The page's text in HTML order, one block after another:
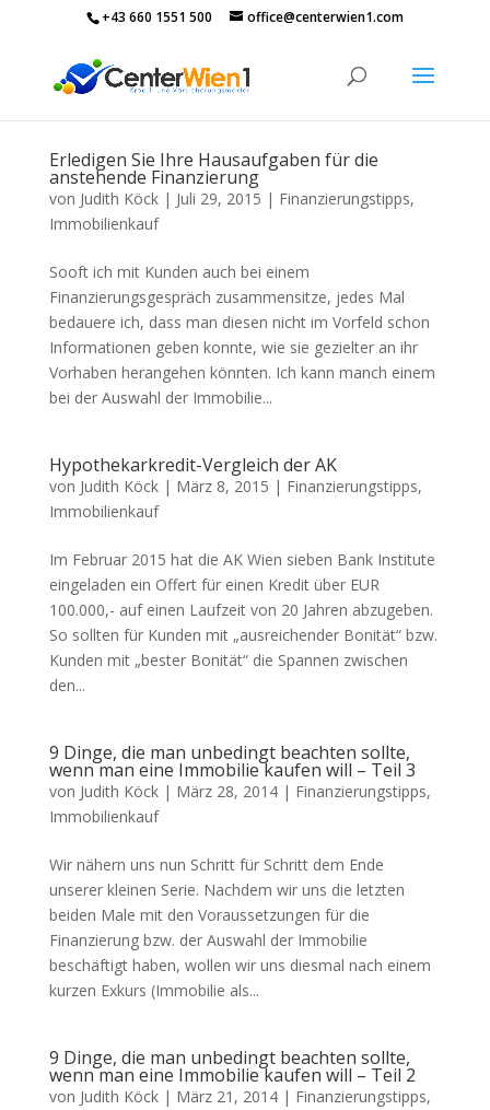
+43 660 1551 500 office@centerwien1.com
Erledigen Sie Ihre Hausaufgaben für die
anstehende Finanzierung
von Judith Köck| Juli 29, 2015 | Finanzierungstipps,
Immobilienkauf
Sooft ich mit Kunden auch bei einem
Finanzierungsgespräch zusammensitze, jedes Mal
bedauere ich, dass man diesen nicht im Vorfeld schon
Informationen geben konnte, wie sie gezielter an ihr
Vorhaben herangehen könnten. Ich kann manch einem
bei der Auswahl der Immobilie...
Hypothekarkredit-Vergleich der AK
von Judith Köck| März 8, 2015 | Finanzierungstipps,
Immobilienkauf
Im Februar 2015 hat die AK Wien sieben Bank Institute
eingeladen ein Offert für einen Kredit über EUR
100.000,- auf einen Laufzeit von 20 Jahren abzugeben.
So sollten für Kunden mit „ausreichender Bonität“ bzw.
Kunden mit „bester Bonität“ die Spannen zwischen
den...
9 Dinge, die man unbedingt beachten sollte,
wenn man eine Immobilie kaufen will – Teil 3
von Judith Köck| März 28, 2014| Finanzierungstipps,
Immobilienkauf
Wir nähern uns nun Schritt für Schritt dem Ende
unserer kleinen Serie. Nachdem wir uns die letzten
beiden Male mit den Voraussetzungen für die
Finanzierung bzw. der Auswahl der Immobilie
beschäftigt haben, wollen wir uns diesmal nach einem
kurzen Exkurs (Immobilie als...
9 Dinge, die man unbedingt beachten sollte,
wenn man eine Immobilie kaufen will – Teil 2
von Judith Köck| März 21, 2014| Finanzierungstipps,